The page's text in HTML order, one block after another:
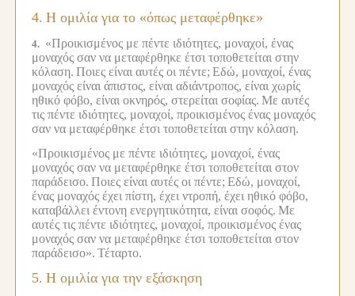
4. Η ομιλία για το «όπως μεταφέρθηκε»
4. «Προικισμένος με πέντε ιδιότητες, μοναχοί, ένας
μοναχός σαν να μεταφέρθηκε έτσι τοποθετείται στην
κόλαση. Ποιες είναι αυτές οι πέντε; Εδώ, μοναχοί, ένας
μοναχός είναι άπιστος, είναι αδιάντροπος, είναι χωρίς
ηθικό φόβο, είναι οκνηρός, στερείται σοφίας. Με αυτές
τις πέντε ιδιότητες, μοναχοί, προικισμένος ένας μοναχός
σαν να μεταφέρθηκε έτσι τοποθετείται στην κόλαση.
«Προικισμένος με πέντε ιδιότητες, μοναχοί, ένας
μοναχός σαν να μεταφέρθηκε έτσι τοποθετείται στον
παράδεισο. Ποιες είναι αυτές οι πέντε; Εδώ, μοναχοί,
ένας μοναχός έχει πίστη, έχει ντροπή, έχει ηθικό φόβο,
καταβάλλει έντονη ενεργητικότητα, είναι σοφός. Με
αυτές τις πέντε ιδιότητες, μοναχοί, προικισμένος ένας
μοναχός σαν να μεταφέρθηκε έτσι τοποθετείται στον
παράδεισο». Τέταρτο.
5. Η ομιλία για την εξάσκηση